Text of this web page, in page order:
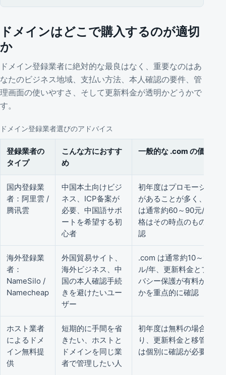
ドメインはどこで購入するのが適切
か
ドメイン登録業者に絶対的な最良はなく、重要なのはあ
なたのビジネス地域、支払い方法、本人確認の要件、管
理画面の使いやすさ、そして更新料金が透明かどうかで
す。
ドメイン登録業者選びのアドバイス
登録業者の
タイプ
こんな方におすす
め
一般的な .com の価格参
国内登録業
者：阿里雲 /
腾讯雲
中国本土向けビジ
ネス、ICP备案が
必要、中国語サポ
ートを希望する初
心者
初年度はプロモーション
があることが多く、更新
は通常約60～90元/年、
格はその時点のものを確
認
海外登録業
者：
NameSilo /
Namecheap
外国貿易サイト、
海外ビジネス、中
国の本人確認手続
きを避けたいユー
ザー
.com は通常約10～15ド
ル/年、更新料金とプライ
バシー保護が有料かどう
かを重点的に確認
ホスト業者
によるドメ
イン無料提
供
短期的に手間を省
きたい、ホストと
ドメインを同じ業
者で管理したい人
初年度は無料の場合あ
り、更新料金と移管料金
は個別に確認が必要